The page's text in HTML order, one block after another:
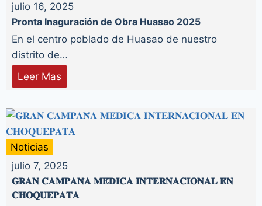
julio 16, 2025
Pronta Inaguración de Obra Huasao 2025
En el centro poblado de Huasao de nuestro
distrito de…
Leer Mas
Noticias
julio 7, 2025
𝐆𝐑𝐀𝐍 𝐂𝐀𝐌𝐏𝐀𝐍̃𝐀 𝐌𝐄́𝐃𝐈𝐂𝐀 𝐈𝐍𝐓𝐄𝐑𝐍𝐀𝐂𝐈𝐎𝐍𝐀𝐋 𝐄𝐍
𝐂𝐇𝐎𝐐𝐔𝐄𝐏𝐀𝐓𝐀